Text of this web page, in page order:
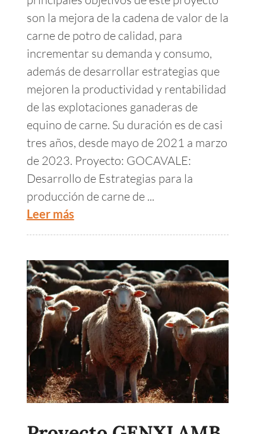
son la mejora de la cadena de valor de la
carne de potro de calidad, para
incrementar su demanda y consumo,
además de desarrollar estrategias que
mejoren la productividad y rentabilidad
de las explotaciones ganaderas de
equino de carne. Su duración es de casi
tres años, desde mayo de 2021 a marzo
de 2023. Proyecto: GOCAVALE:
Desarrollo de Estrategias para la
producción de carne de ...
Leer más